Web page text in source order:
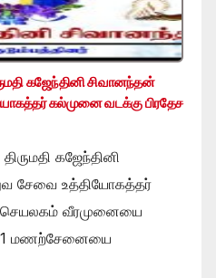
கஜேந்தினி சிவானந்தன்
கல்முனை வடக்கு பிரதேச
கஜேந்தினி
சேவை உத்தியோகத்தர்
செயலகம் வீரமுனையை
1 மணற்சேனையை